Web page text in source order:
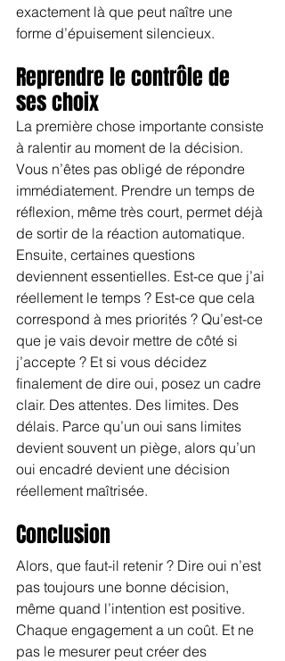
exactement là que peut naître une
forme d’épuisement silencieux.
Reprendre le contrôle de
ses choix
La première chose importante consiste
à ralentir au moment de la décision.
Vous n’êtes pas obligé de répondre
immédiatement. Prendre un temps de
réflexion, même très court, permet déjà
de sortir de la réaction automatique.
Ensuite, certaines questions
deviennent essentielles. Est-ce que j’ai
réellement le temps ? Est-ce que cela
correspond à mes priorités ? Qu’est-ce
que je vais devoir mettre de côté si
j’accepte ? Et si vous décidez
finalement de dire oui, posez un cadre
clair. Des attentes. Des limites. Des
délais. Parce qu’un oui sans limites
devient souvent un piège, alors qu’un
oui encadré devient une décision
réellement maîtrisée.
Conclusion
Alors, que faut-il retenir ? Dire oui n’est
pas toujours une bonne décision,
même quand l’intention est positive.
Chaque engagement a un coût. Et ne
pas le mesurer peut créer des